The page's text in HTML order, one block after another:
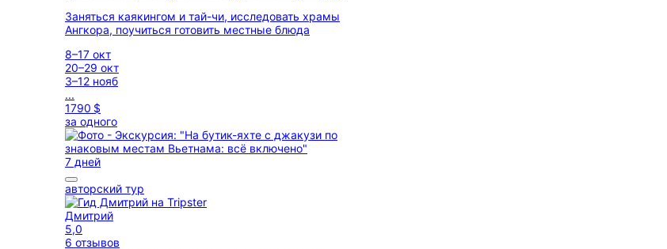
Заняться каякингом и тай-чи, исследовать храмы
Ангкора, поучиться готовить местные блюда
8–17 окт
20–29 окт
3–12 нояб
...
1790 $
за одного
7 дней
авторский тур
Дмитрий
5,0
6 отзывов